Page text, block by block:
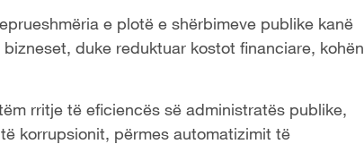
e plotë e shërbimeve publike kanë
duke reduktuar kostot financiare, kohën
rritje të eficiencës së administratës publike,
korrupsionit, përmes automatizimit të